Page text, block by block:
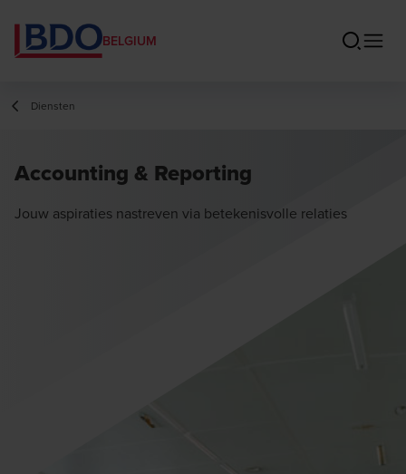
BELGIUM
Diensten
Accounting & Reporting
Jouw aspiraties nastreven via betekenisvolle relaties